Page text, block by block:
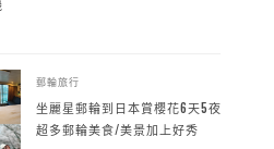
郵輪旅行
坐麗星郵輪到日本賞櫻花6天5夜，
超多郵輪美食/美景加上好秀